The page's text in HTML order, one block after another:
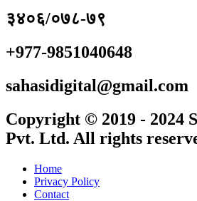
३४०६/०७८-७९
+977-9851040648
sahasidigital@gmail.com
Copyright © 2019 - 2024
Pvt. Ltd. All rights
Home
Privacy Policy
Contact